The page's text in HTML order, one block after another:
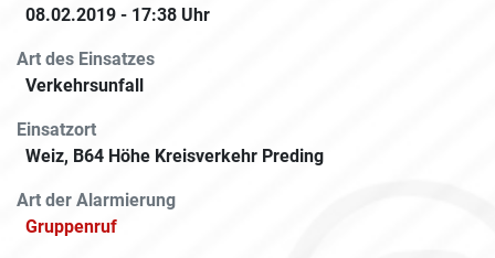
08.02.2019 - 17:38 Uhr
Art des Einsatzes
Verkehrsunfall
Einsatzort
Weiz, B64 Höhe Kreisverkehr Preding
Art der Alarmierung
Gruppenruf